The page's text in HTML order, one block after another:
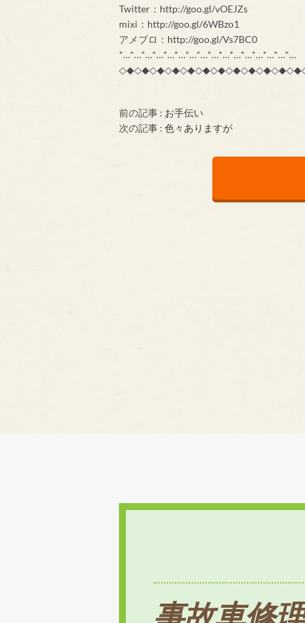
Twitter：http://goo.gl/vOEJZs
mixi：http://goo.gl/6WBzo1
アメブロ：http://goo.gl/Vs7BC0
*…*…*…*…*…*…*…*…*…*…*…*…*…*…*…*…
前の記事 : お手伝い
次の記事 : 色々ありますが
事故車修